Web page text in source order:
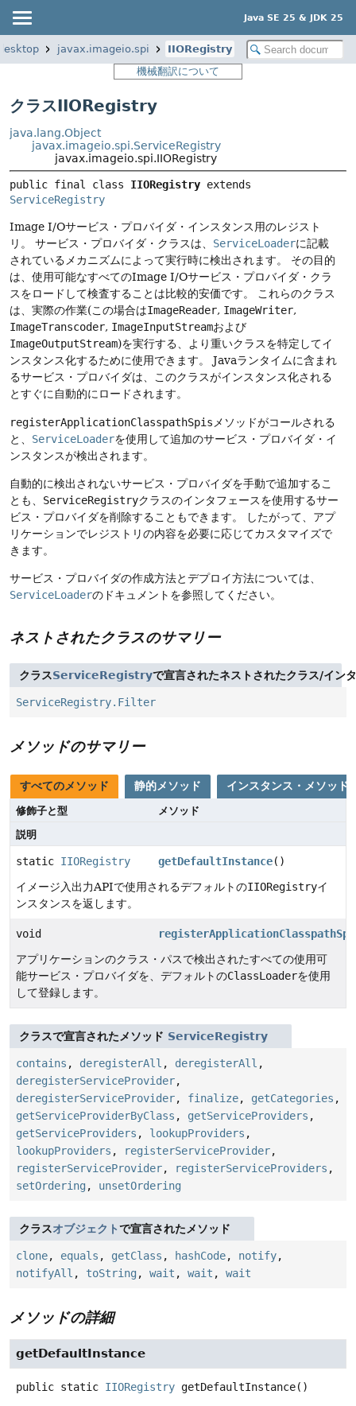
Java SE 25 & JDK 25
javax.imageio.spi
IIORegistry
機械翻訳について
クラスIIORegistry
java.lang.Object
javax.imageio.spi.ServiceRegistry
javax.imageio.spi.IIORegistry
public final class IIORegistry
ServiceRegistry
Image I/Oサービス・プロバイダ・インスタンス用のレジスト
リ。
サービス・プロバイダ・クラスは、 ServiceLoaderに記載
されているメカニズムによって実行時に検出されます。
その目的
は、使用可能なすべてのImage I/Oサービス・プロバイダ・クラ
スをロードして検査することは比較的安価です。
これらのクラス
は、実際の作業(この場合はImageReader, ImageWriter,
ImageTranscoder, ImageInputStreamおよび
ImageOutputStream)を実行する、より重いクラスを特定してイ
ンスタンス化するために使用できます。
Javaランタイムに含まれ
るサービス・プロバイダは、このクラスがインスタンス化される
とすぐに自動的にロードされます。
registerApplicationClasspathSpis メソッドがコールされる
と、 ServiceLoaderを使用して追加のサービス・プロバイダ・イ
ンスタンスが検出されます。
自動的に検出されないサービス・プロバイダを手動で追加するこ
とも、 ServiceRegistryクラスのインタフェースを使用するサー
ビス・プロバイダを削除することもできます。
したがって、アプ
リケーションでレジストリの内容を必要に応じてカスタマイズで
きます。
サービス・プロバイダの作成方法とデプロイ方法については、
ServiceLoaderのドキュメントを参照してください。
ネストされたクラスのサマリー
クラスServiceRegistryで宣言されたネストされたクラス/イン
ServiceRegistry.Filter
メソッドのサマリー
すべてのメソッド 静的メソッド インスタンス・メソッド
修飾子と型
メソッド
説明
static IIORegistry getDefaultInstance()
イメージ入出力APIで使用されるデフォルトのIIORegistryイ
ンスタンスを返します。
void
アプリケーションのクラス・パスで検出されたすべての使用可
能サービス・プロバイダを、デフォルトのClassLoaderを使用
して登録します。
クラスで宣言されたメソッド ServiceRegistry
contains , deregisterAll , deregisterAll ,
deregisterServiceProvider,
deregisterServiceProvider, finalize, getCategories ,
getServiceProviderByClass , getServiceProviders ,
getServiceProviders , lookupProviders ,
lookupProviders , registerServiceProvider,
registerServiceProvider, registerServiceProviders ,
setOrdering , unsetOrdering
クラスオブジェクトで宣言されたメソッド
clone, equals , getClass , hashCode, notify,
notifyAll , toString , wait , wait , wait
メソッドの詳細
getDefaultInstance
public static IIORegistry getDefaultInstance()